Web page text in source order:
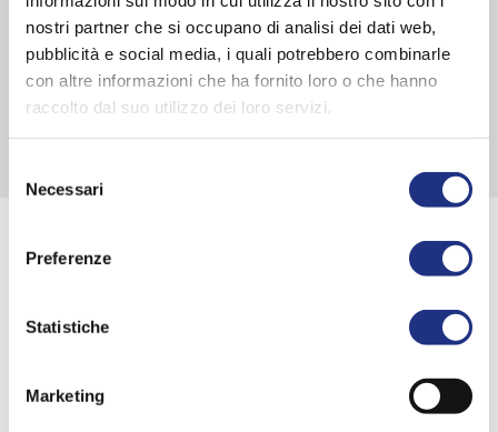
nostri partner che si occupano di analisi dei dati web,
pubblicità e social media, i quali potrebbero combinarle
con altre informazioni che ha fornito loro o che hanno
raccolto dal suo utilizzo dei loro servizi.
delNecessari
Preferenze
Statistiche
Marketing
ESSENTIAL SHAPES
Thin design metal handle on 8 mm thick glass.